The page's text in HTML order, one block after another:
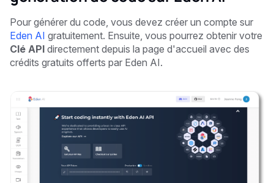
Pour générer du code, vous devez créer un compte sur
Eden AI gratuitement. Ensuite, vous pourrez obtenir votre
Clé API directement depuis la page d'accueil avec des
crédits gratuits offerts par Eden AI.